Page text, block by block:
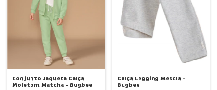
Conjunto Jaqueta Calça
Moletom Matcha - Bugbee
Calça Legging Mescla -
Bugbee